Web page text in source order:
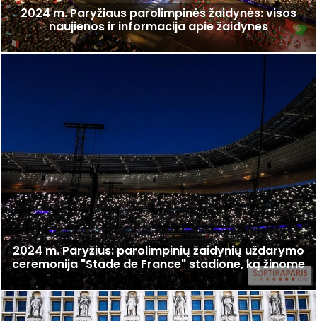
2024 m. Paryžiaus parolimpinės žaidynės: visos
naujienos ir informacija apie žaidynes
2024 m. Paryžius: parolimpinių žaidynių uždarymo
ceremonija "Stade de France" stadione, ką žinome